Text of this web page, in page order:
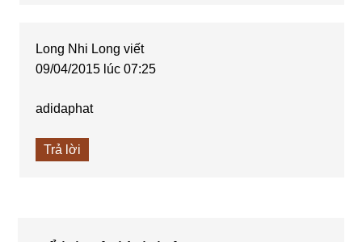
Long Nhi Long viết
09/04/2015 lúc 07:25
adidaphat
Trả lời